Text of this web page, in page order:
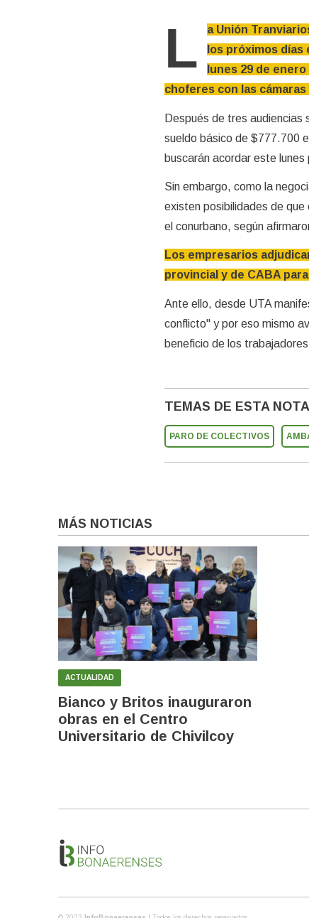
L
a Unión
los próximos
lunes 29 de
choferes con las
Después de tres audiencias
sueldo básico de $777.700
buscarán acordar este
Sin embargo, como la
existen posibilidades de que
el conurbano, según
Los empresarios
provincial y de CABA
Ante ello, desde UTA
conflicto" y por eso mismo
beneficio de los
TEMAS DE ESTA
PARO DE COLECTIVOS
MÁS NOTICIAS
ACTUALIDAD
Bianco y Britos inauguraron
obras en el Centro
Universitario de Chivilcoy